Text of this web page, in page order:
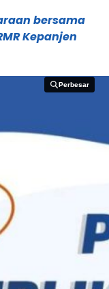
bersama
Kepanjen
Perbesar
Perbesar